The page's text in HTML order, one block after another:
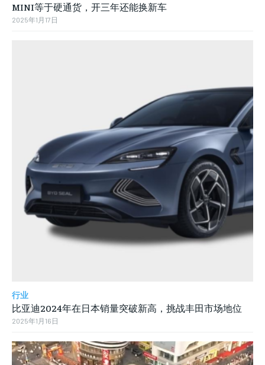
MINI等于硬通货，开三年还能换新车
2025年1月17日
行业
比亚迪2024年在日本销量突破新高，挑战丰田市场地位
2025年1月16日